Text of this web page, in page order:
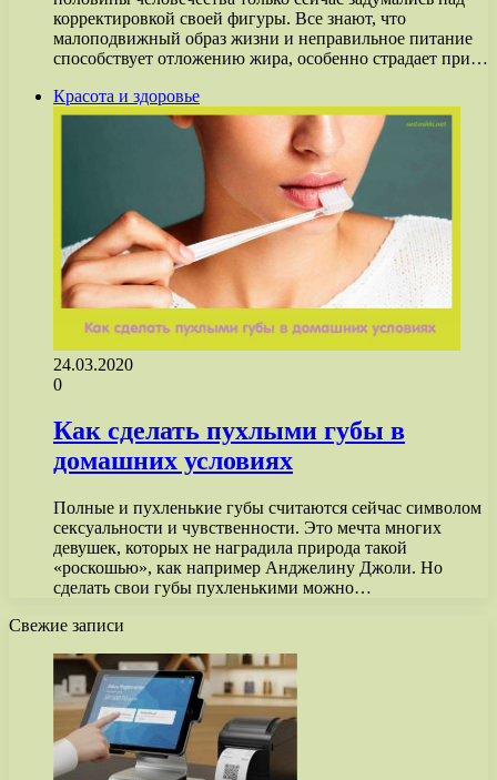
корректировкой своей фигуры. Все знают, что
малоподвижный образ жизни и неправильное питание
способствует отложению жира, особенно страдает при…
Красота и здоровье
24.03.2020
0
Как сделать пухлыми губы в
домашних условиях
Полные и пухленькие губы считаются сейчас символом
сексуальности и чувственности. Это мечта многих
девушек, которых не наградила природа такой
«роскошью», как например Анджелину Джоли. Но
сделать свои губы пухленькими можно…
Свежие записи